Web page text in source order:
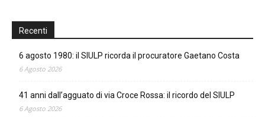
Recenti
6 agosto 1980: il SIULP ricorda il procuratore Gaetano Costa
6 Agosto 2026
41 anni dall’agguato di via Croce Rossa: il ricordo del SIULP
6 Agosto 2026